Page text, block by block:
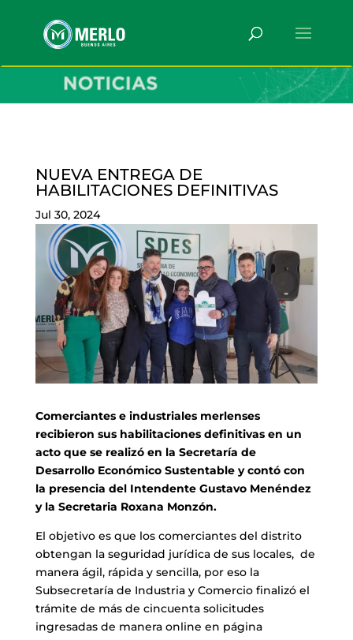
NUEVA ENTREGA DE
HABILITACIONES DEFINITIVAS
Jul 30, 2024
Comerciantes e industriales merlenses
recibieron sus habilitaciones definitivas en un
acto que se realizó en la Secretaría de
Desarrollo Económico Sustentable y contó con
la presencia del Intendente Gustavo Menéndez
y la Secretaria Roxana Monzón.
El objetivo es que los comerciantes del distrito
obtengan la seguridad jurídica de sus locales, de
manera ágil, rápida y sencilla, por eso la
Subsecretaría de Industria y Comercio finalizó el
trámite de más de cincuenta solicitudes
ingresadas de manera online en página